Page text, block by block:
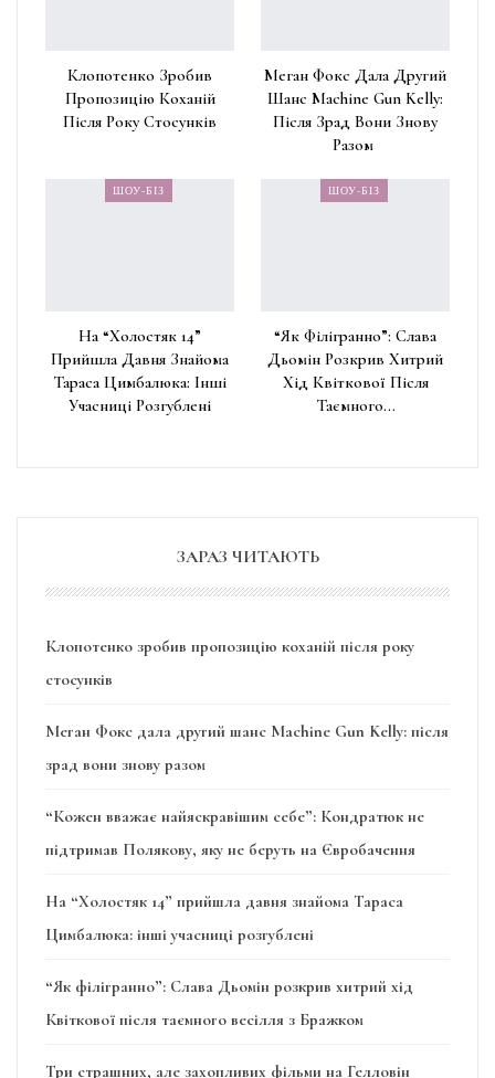
Клопотенко Зробив
Пропозицію Коханій
Після Року Стосунків
Меган Фокс Дала Другий
Шанс Machine Gun Kelly:
Після Зрад Вони Знову
Разом
ШОУ-БІЗ
На “Холостяк 14”
Прийшла Давня Знайома
Тараса Цимбалюка: Інші
Учасниці Розгублені
ШОУ-БІЗ
“Як Філігранно”: Слава
Дьомін Розкрив Хитрий
Хід Квіткової Після
Таємного…
ЗАРАЗ ЧИТАЮТЬ
Клопотенко зробив пропозицію коханій після року
стосунків
Меган Фокс дала другий шанс Machine Gun Kelly: після
зрад вони знову разом
“Кожен вважає найяскравішим себе”: Кондратюк не
підтримав Полякову, яку не беруть на Євробачення
На “Холостяк 14” прийшла давня знайома Тараса
Цимбалюка: інші учасниці розгублені
“Як філігранно”: Слава Дьомін розкрив хитрий хід
Квіткової після таємного весілля з Бражком
Три страшних, але захопливих фільми на Гелловін